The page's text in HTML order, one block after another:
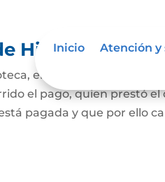
Inicio Atención y
Hipoteca
el dueño del bien
el pago, quien prestó
pagada y que por ello